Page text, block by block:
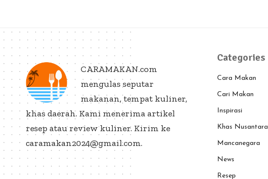
CARAMAKAN.com
mengulas seputar
makanan, tempat kuliner,
khas daerah. Kami menerima artikel
resep atau review kuliner. Kirim ke
caramakan2024@gmail.com.
Categories
Cara Makan
Cari Makan
Inspirasi
Khas Nusantara
Mancanegara
News
Resep